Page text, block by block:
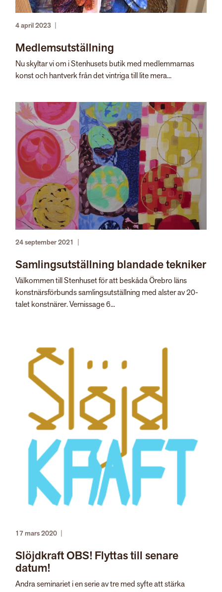
4 april 2023 |
Medlemsutställning
Nu skyltar vi om i Stenhusets butik med medlemmarnas
konst och hantverk från det vintriga till lite mera...
24 september 2021 |
Samlingsutställning blandade tekniker
Välkommen till Stenhuset för att beskåda Örebro läns
konstnärsförbunds samlingsutställning med alster av 20-
talet konstnärer. Vernissage 6...
17 mars 2020
Slöjdkraft OBS! Flyttas till senare
datum!
Andra seminariet i en serie av tre med syfte att stärka